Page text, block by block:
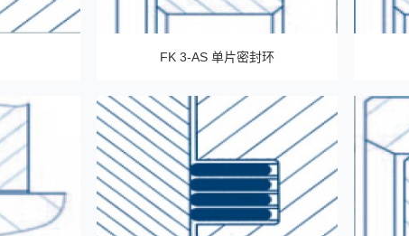
FK 3-AS 单片密封环